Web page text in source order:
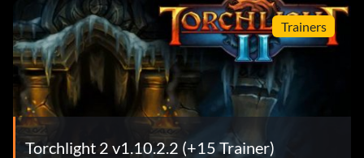
Trainers
Torchlight 2 v1.10.2.2 (+15 Trainer)